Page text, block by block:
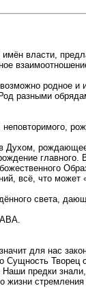
власти,
родное
разными
Духом,
всё, что
света,
для нас
Сущность
предки
жизни стремления